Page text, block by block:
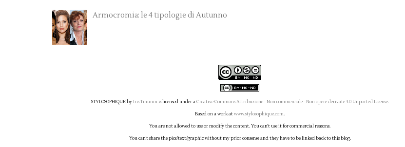
Armocromia: le 4 tipologie di Autunno
STYLOSOPHIQUEbyIris Tinuninis licensed under aCreative Commons Attribuzione - Non commerciale - Non opere derivate 3.0 Unported License.
Based on a work atwww.stylosophique.com.
You are not allowed to use or modify the content. You can't use it for commercial reasons.
You can't share the pics/text/graphic without my prior consense and they have to be linked back to this blog.